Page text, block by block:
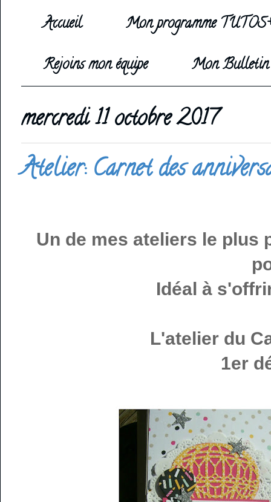
Accueil
Mon programme
Rejoins mon équipe
Mon
mercredi 11 octobre 2017
Atelier: Carnet des
Un de mes ateliers le plus
Idéal à
L'atelier du
1er